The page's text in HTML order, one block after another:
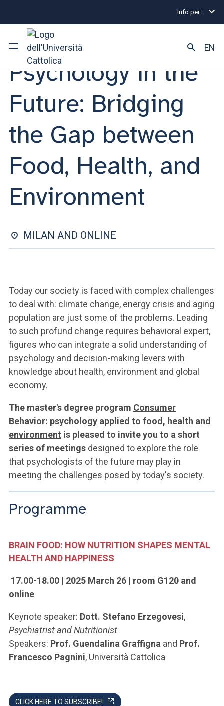
Info per:
Ateneo
Corsi di studio
Ricerca
Facoltà e campus
SEI UNO STUDENTE ISCRITTO?
SEI UN DOCENTE O UN MEMBRO DELLO STAFF
EN
Orientamento consumer behavior
ORIENTAMENTO LAUREA MAGISTRALE | 26 MARZO 2025
Psychology in the
Future: Bridging
the Gap between
Food, Health, and
Environment
MILAN AND ONLINE
Today our society is faced with complex challenges
to deal with: climate change, energy crisis and aging
population are just some of the problems. Leading
to such profund change requires behavioral expert,
figures who can integrate a solid understanding of
psychology and decision-making levers with
knowledge about health, environment and global
economy.
The master's degree program Consumer
Behavior: psychology applied to food, health and
environment is pleased to invite you to a short
series of meetings designed to explore the role
that psychologists of the future may play in
meeting the challenges posed by today's society.
Programme
BRAIN FOOD: HOW NUTRITION SHAPES MENTAL
HEALTH AND HAPPINESS
17.00-18.00 | 2025 March 26 | room G120 and
online
Keynote speaker: Dott. Stefano Erzegovesi,
Psychiatrist and Nutritionist
Speakers: Prof. Guendalina Graffigna and Prof.
Francesco Pagnini, Università Cattolica
CLICK HERE TO SUBSCRIBE!